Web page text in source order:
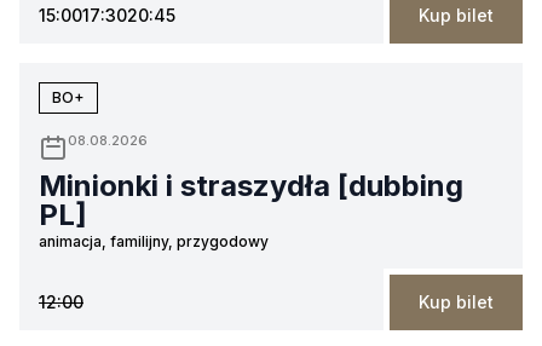
15:0017:3020:45 Kup bilet
BO+
08.08.2026
Minionki i straszydła [dubbing
PL]
animacja, familijny, przygodowy
12:00 Kup bilet